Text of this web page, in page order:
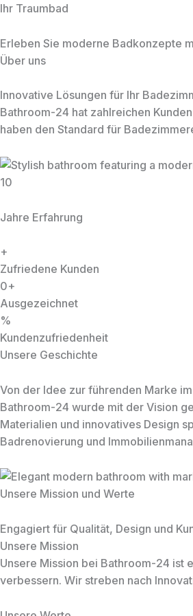
Zum
springen
Ihr Traumbad
Erleben Sie moderne Badkonzepte
Über uns
Innovative Lösungen für Ihr
Bathroom-24 hat zahlreichen
haben den Standard für
10
Jahre Erfahrung
+
Zufriedene Kunden
0+
Ausgezeichnet
%
Kundenzufriedenheit
Unsere Geschichte
Von der Idee zur führenden Marke
Bathroom-24 wurde mit der Vision
Materialien und innovatives Design
Badrenovierung und
Unsere Mission und Werte
Engagiert für Qualität, Design und
Unsere Mission
Unsere Mission bei Bathroom-24 ist
verbessern. Wir streben nach